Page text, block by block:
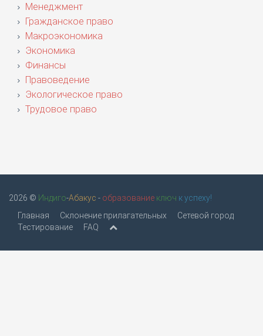
Менеджмент
Гражданское право
Макроэкономика
Экономика
Финансы
Правоведение
Экологическое право
Трудовое право
2026 © Индиго-Абакус - образование ключ к успеху!
Главная
Склонение прилагательных
Сетевой город
Тестирование
FAQ